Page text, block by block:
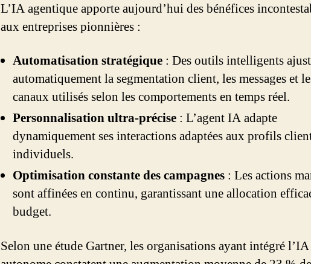
L’IA agentique apporte aujourd’hui des bénéfices
aux entreprises pionnières :
Automatisation stratégique : Des outils intelligents
automatiquement la segmentation client, les messages et
canaux utilisés selon les comportements en temps réel.
Personnalisation ultra-précise : L’agent IA adapte
dynamiquement ses interactions adaptées aux profils
individuels.
Optimisation constante des campagnes : Les actions
sont affinées en continu, garantissant une allocation
budget.
Selon une étude Gartner, les organisations ayant intégré l’IA